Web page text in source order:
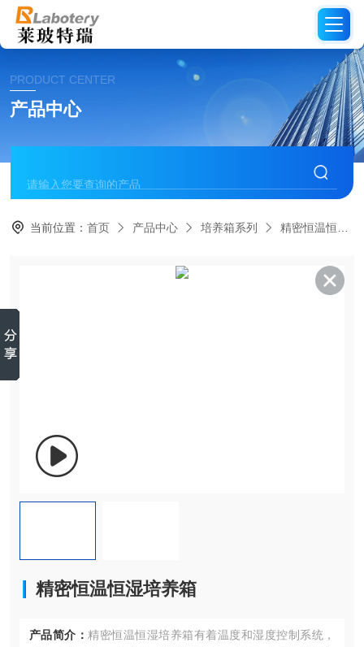
PRODUCT CENTER
产品中心
当前位置：首页 产品中心 培养箱系列 精密恒温恒湿培养箱
精密恒温恒湿培养箱
产品简介： 精密恒温恒湿培养箱有着温度和湿度控制系统，